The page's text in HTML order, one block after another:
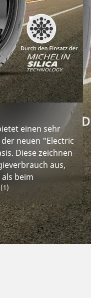
einen sehr
neuen "Electric
Diese zeichnen
aus,
beim
(1)